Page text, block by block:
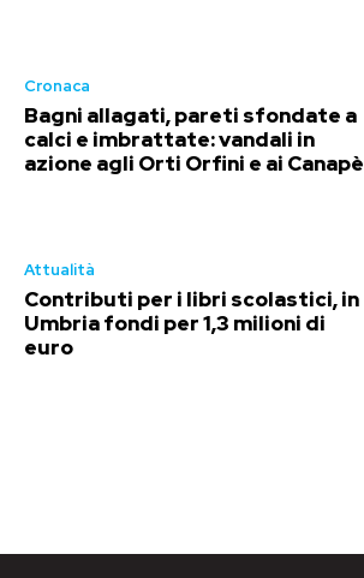
Cronaca
Bagni allagati, pareti sfondate a
calci e imbrattate: vandali in
azione agli Orti Orfini e ai Canapè
Attualità
Contributi per i libri scolastici, in
Umbria fondi per 1,3 milioni di
euro